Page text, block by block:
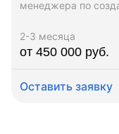
менеджера по
2-3 месяца
от 450 000 руб.
Оставить заявку